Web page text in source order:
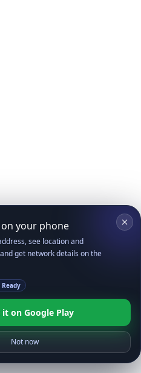
your phone
see location and
get network details on the
Ready
it on Google Play
Not now